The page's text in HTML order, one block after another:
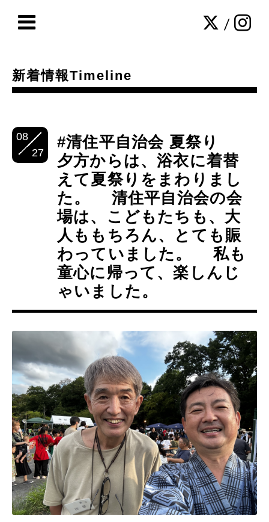
/
新着情報Timeline
08
27
#清住平自治会 夏祭り
夕方からは、浴衣に着替
えて夏祭りをまわりまし
た。 清住平自治会の会
場は、こどもたちも、大
人ももちろん、とても賑
わっていました。 私も
童心に帰って、楽しんじ
ゃいました。